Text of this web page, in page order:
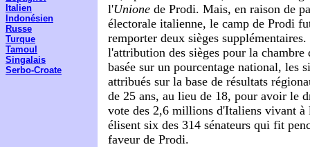
Italien
Indonésien
Russe
Turque
Tamoul
Singalais
Serbo-Croate
l'Unione de Prodi. Mais, en raison de
électorale italienne, le camp de Prodi
remporter deux sièges
l'attribution des sièges pour la chambre
basée sur un pourcentage national, les
attribués sur la base de résultats
de 25 ans, au lieu de 18, pour avoir le
vote des 2,6 millions d'Italiens vivant à
élisent six des 314 sénateurs qui fit
faveur de Prodi.